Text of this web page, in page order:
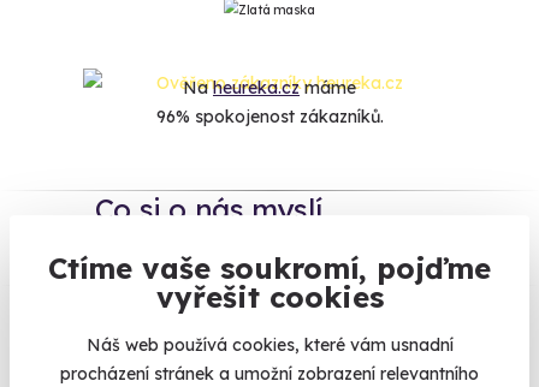
Ctíme vaše soukromí, pojďme
vyřešit cookies
Náš web používá cookies, které vám usnadní
procházení stránek a umožní zobrazení relevantního
Naheureka.czmáme
96% spokojenost zákazníků.
Co si o nás myslí
Zobraz ohlasy
Vše umíme pojistit